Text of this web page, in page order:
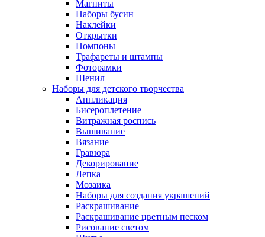
Магниты
Наборы бусин
Наклейки
Открытки
Помпоны
Трафареты и штампы
Фоторамки
Шенил
Наборы для детского творчества
Аппликация
Бисероплетение
Витражная роспись
Вышивание
Вязание
Гравюра
Декорирование
Лепка
Мозаика
Наборы для создания украшений
Раскрашивание
Раскрашивание цветным песком
Рисование светом